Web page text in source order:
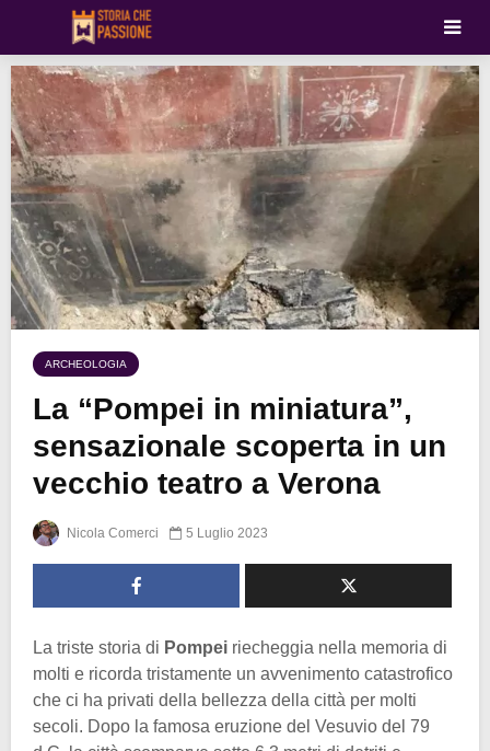
ARCHEOLOGIA
La “Pompei in miniatura”,
sensazionale scoperta in un
vecchio teatro a Verona
Nicola Comerci 5 Luglio 2023
La triste storia di Pompei riecheggia nella memoria di
molti e ricorda tristamente un avvenimento catastrofico
che ci ha privati della bellezza della città per molti
secoli. Dopo la famosa eruzione del Vesuvio del 79